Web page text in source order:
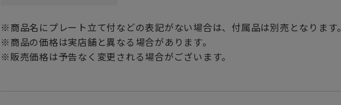
※商品名にプレート立て付などの表記がない場合は、付属品は別売となります。
※商品の価格は実店舗と異なる場合があります。
※販売価格は予告なく変更される場合がございます。